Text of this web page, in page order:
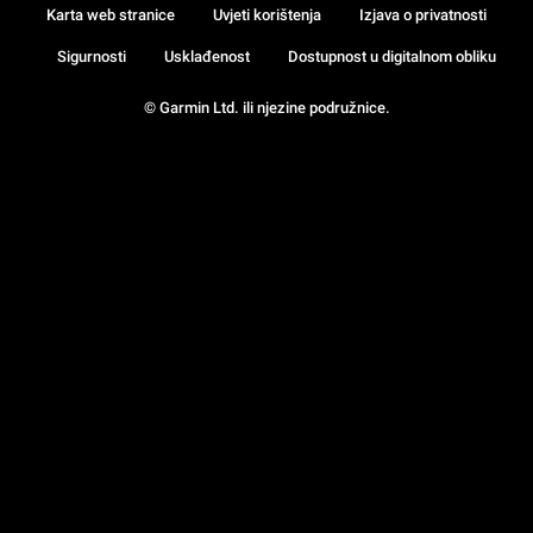
© Garmin Ltd. ili njezine podružnice.
Karta web stranice Uvjeti korištenja Izjava o privatnosti
Sigurnosti Usklađenost Dostupnost u digitalnom obliku